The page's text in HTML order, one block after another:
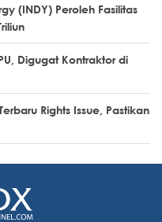
(INDY) Peroleh Fasilitas
Digugat Kontraktor di
Rights Issue, Pastikan